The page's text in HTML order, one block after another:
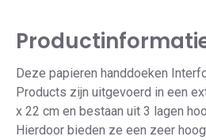
Deze papieren handdoeken
Products zijn uitgevoerd in een
x 22 cm en bestaan uit 3 lagen
Hierdoor bieden ze een zeer